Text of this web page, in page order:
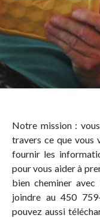
Notre mission :
travers ce que vous
fournir les
pour vous aider à
bien cheminer avec
joindre au 450
pouvez aussi